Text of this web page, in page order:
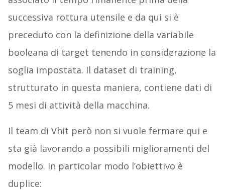
successiva rottura utensile e da qui si è
preceduto con la definizione della variabile
booleana di target tenendo in considerazione la
soglia impostata. Il dataset di training,
strutturato in questa maniera, contiene dati di
5 mesi di attività della macchina.
Il team di Vhit però non si vuole fermare qui e
sta già lavorando a possibili miglioramenti del
modello. In particolar modo l’obiettivo è
duplice: